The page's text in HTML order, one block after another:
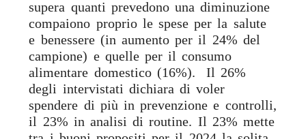
supera quanti prevedono una diminuzione
compaiono proprio le spese per la salute
e benessere (in aumento per il 24% del
campione) e quelle per il consumo
alimentare domestico (16%). Il 26%
degli intervistati dichiara di voler
spendere di più in prevenzione e controlli,
il 23% in analisi di routine. Il 23% mette